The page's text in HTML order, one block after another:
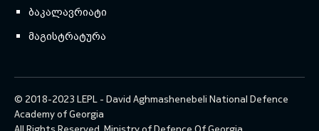
ბაკალავრიატი
მაგისტრატურა
© 2018-2023 LEPL - David Aghmashenebeli National Defence
Academy of Georgia